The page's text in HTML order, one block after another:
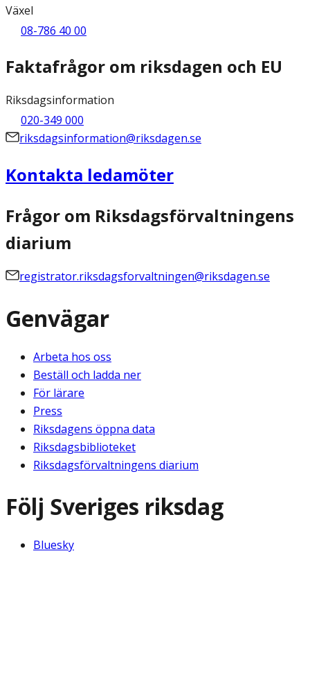
Växel
08-786 40 00
Faktafrågor om riksdagen och EU
Riksdagsinformation
020-349 000
riksdagsinformation@riksdagen.se
Kontakta ledamöter
Frågor om Riksdagsförvaltningens
diarium
registrator.riksdagsforvaltningen@riksdagen.se
Genvägar
Arbeta hos oss
Beställ och ladda ner
För lärare
Press
Riksdagens öppna data
Riksdagsbiblioteket
Riksdagsförvaltningens diarium
Följ Sveriges riksdag
Bluesky